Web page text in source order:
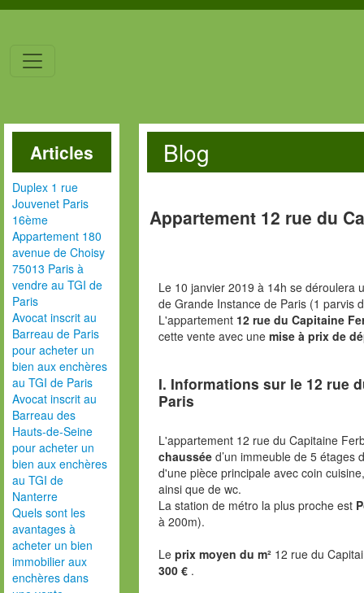
Articles
Duplex 1 rue
Jouvenet Paris
16ème
Appartement 180
avenue de Choisy
75013 Paris à
vendre au TGI de
Paris
Avocat inscrit au
Barreau de Paris
pour acheter un
bien aux enchères
au TGI de Paris
Avocat inscrit au
Barreau des
Hauts-de-Seine
pour acheter un
bien aux enchères
au TGI de
Nanterre
Quels sont les
avantages à
acheter un bien
immobilier aux
enchères dans
Blog
Appartement 12 rue du
Le 10 janvier 2019 à 14h se déroulera
de Grande Instance de Paris (1 parvis
L'appartement 12 rue du Capitaine
cette vente avec une mise à prix de
I. Informations sur le 12 rue
Paris
L'appartement 12 rue du Capitaine
chaussée d’un immeuble de 5 étages
d'une pièce principale avec coin
ainsi que de wc.
La station de métro la plus proche est
à 200m).
Le prix moyen du m² 12 rue du
300 € .